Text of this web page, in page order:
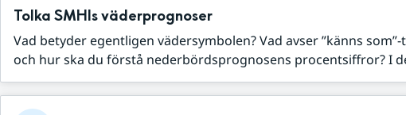
Tolka SMHIs väderprognoser
Vad betyder egentligen vädersymbolen? Vad avser ”känns
och hur ska du förstå nederbördsprognosens procentsiffror? I